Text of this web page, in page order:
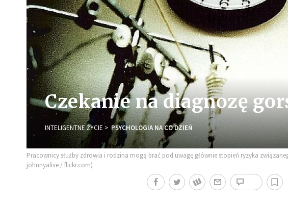
Czekanie na diagnozę
INTELIGENTNE ŻYCIE PSYCHOLOGIA NA CO DZIEŃ
Pracownicy służby zdrowia i rodzina mogą brać pod uwagę głównie stopień ryzyka
johnnyalive / flickr.com)